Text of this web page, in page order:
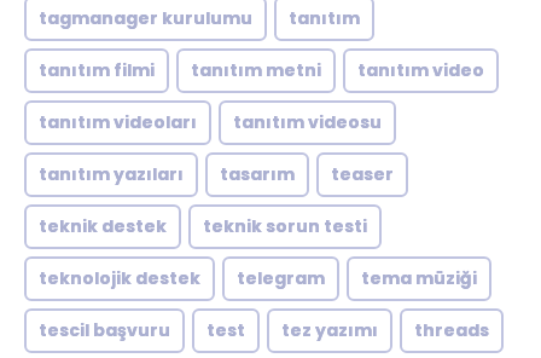
tagmanager kurulumu tanıtım
tanıtım filmi tanıtım metni tanıtım video
tanıtım videoları tanıtım videosu
tanıtım yazıları tasarım teaser
teknik destek teknik sorun testi
teknolojik destek telegram tema müziği
tescil başvuru test tez yazımı threads